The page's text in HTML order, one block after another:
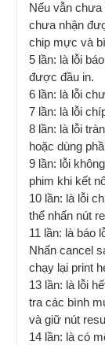
Nếu vẫn
chưa nhận
chip mực và
5 lần: là lỗi
được đầu in.
6 lần: là lỗi
7 lần: là lỗi
8 lần: là lỗi
hoặc dùng
9 lần: lỗi
phim khi kết
10 lần: là lỗi
thể nhấn nút
11 lần: là báo
Nhấn cancel
chạy lại print
13 lần: là lỗi
tra các bình
và giữ nút
14 lần: là có